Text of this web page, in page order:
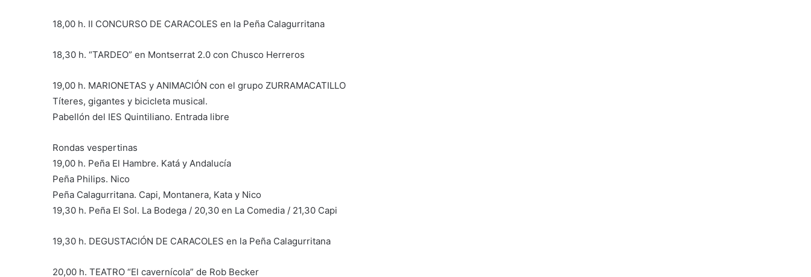
18,00 h. II CONCURSO DE CARACOLES en la Peña Calagurritana
18,30 h. “TARDEO” en Montserrat 2.0 con Chusco Herreros
19,00 h. MARIONETAS y ANIMACIÓN con el grupo ZURRAMACATILLO
Títeres, gigantes y bicicleta musical.
Pabellón del IES Quintiliano. Entrada libre
Rondas vespertinas
19,00 h. Peña El Hambre. Katá y Andalucía
Peña Philips. Nico
Peña Calagurritana. Capi, Montanera, Kata y Nico
19,30 h. Peña El Sol. La Bodega / 20,30 en La Comedia / 21,30 Capi
19,30 h. DEGUSTACIÓN DE CARACOLES en la Peña Calagurritana
20,00 h. TEATRO “El cavernícola” de Rob Becker